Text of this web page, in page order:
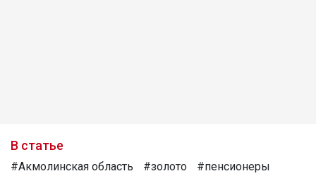
В статье
#Акмолинская область #золото
#пенсионеры